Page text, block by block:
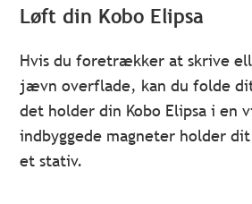
Løft din Kobo Elipsa
Hvis du foretrækker at skrive
jævn overflade, kan du folde dit
det holder din Kobo Elipsa i en
indbyggede magneter holder dit
et stativ.